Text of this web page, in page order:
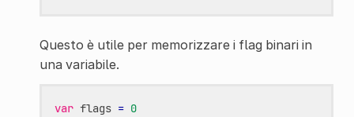
Questo è utile per memorizzare i flag binari in
una variabile.
var flags = 0